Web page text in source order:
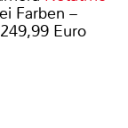
Farben –
Euro